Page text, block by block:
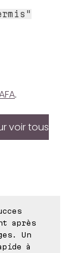
.
voir tous
après
Un
à